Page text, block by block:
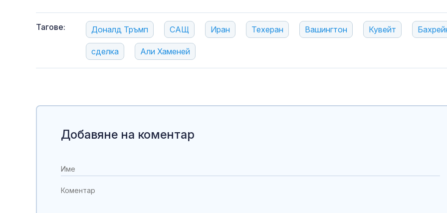
Тагове: Доналд Тръмп САЩ Иран Техеран Вашингтон Кувейт
сделка Али Хаменей
Добавяне на коментар